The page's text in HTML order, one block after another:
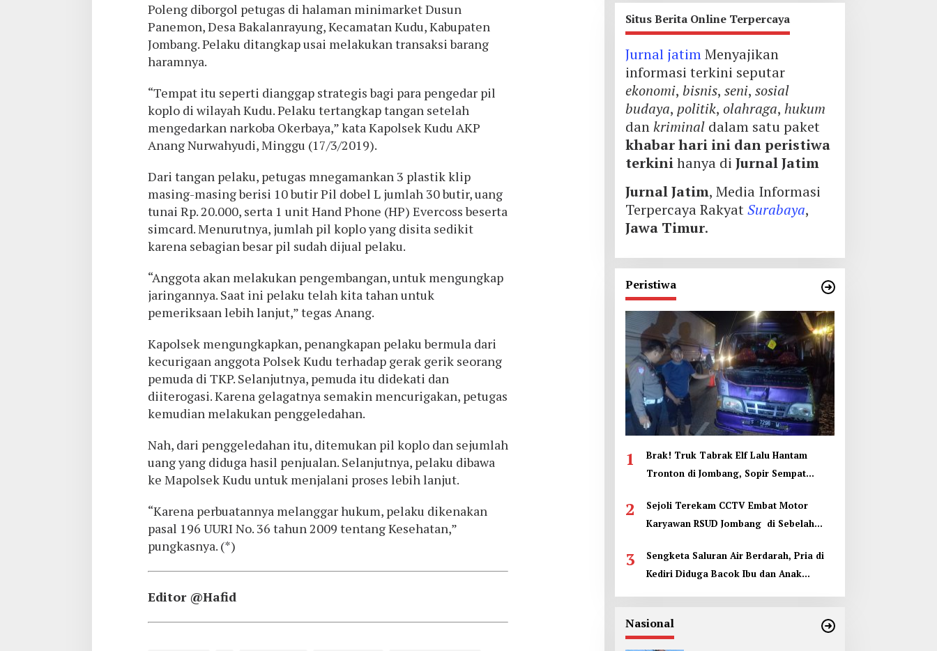
Poleng diborgol petugas di halaman minimarket Dusun
Panemon, Desa Bakalanrayung, Kecamatan Kudu, Kabupaten
Jombang. Pelaku ditangkap usai melakukan transaksi barang
haramnya.
“Tempat itu seperti dianggap strategis bagi para pengedar pil
koplo di wilayah Kudu. Pelaku tertangkap tangan setelah
mengedarkan narkoba Okerbaya,” kata Kapolsek Kudu AKP
Anang Nurwahyudi, Minggu (17/3/2019).
Dari tangan pelaku, petugas mnegamankan 3 plastik klip
masing-masing berisi 10 butir Pil dobel L jumlah 30 butir, uang
tunai Rp. 20.000, serta 1 unit Hand Phone (HP) Evercoss beserta
simcard. Menurutnya, jumlah pil koplo yang disita sedikit
karena sebagian besar pil sudah dijual pelaku.
“Anggota akan melakukan pengembangan, untuk mengungkap
jaringannya. Saat ini pelaku telah kita tahan untuk
pemeriksaan lebih lanjut,” tegas Anang.
Kapolsek mengungkapkan, penangkapan pelaku bermula dari
kecurigaan anggota Polsek Kudu terhadap gerak gerik seorang
pemuda di TKP. Selanjutnya, pemuda itu didekati dan
diiterogasi. Karena gelagatnya semakin mencurigakan, petugas
kemudian melakukan penggeledahan.
Nah, dari penggeledahan itu, ditemukan pil koplo dan sejumlah
uang yang diduga hasil penjualan. Selanjutnya, pelaku dibawa
ke Mapolsek Kudu untuk menjalani proses lebih lanjut.
“Karena perbuatannya melanggar hukum, pelaku dikenakan
pasal 196 UURI No. 36 tahun 2009 tentang Kesehatan,”
pungkasnya. (*)
Editor @Hafid
Situs Berita Online Terpercaya
Jurnal jatimMenyajikan
informasi terkini seputar
ekonomi, bisnis, seni, sosial
budaya, politik, olahraga, hukum
dankriminaldalam satu paket
khabar hari ini dan peristiwa
terkinihanya di Jurnal Jatim
Jurnal Jatim, Media Informasi
Terpercaya RakyatSurabaya,
Jawa Timur.
Peristiwa
1
Brak! Truk Tabrak Elf Lalu Hantam
Tronton di Jombang, Sopir Sempat
2
Sejoli Terekam CCTV Embat Motor
Karyawan RSUD Jombang di Sebelah
3
Sengketa Saluran Air Berdarah, Pria di
Kediri Diduga Bacok Ibu dan Anak
Nasional